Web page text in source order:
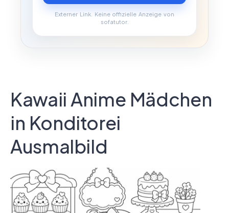
Externer Link. Keine offizielle Anzeige von
sofatutor.
Kawaii Anime Mädchen
in Konditorei
Ausmalbild